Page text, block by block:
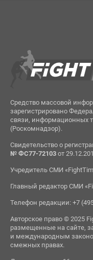
Средство массовой
зарегистрировано
связи, информационных
(Роскомнадзор).
Свидетельство о
№ ФС77-72103от
Учредитель СМИ
Главный редактор СМИ
Телефон редакции: +7
Авторское право © 2025
размещенные на сайте,
и международным
смежных правах.